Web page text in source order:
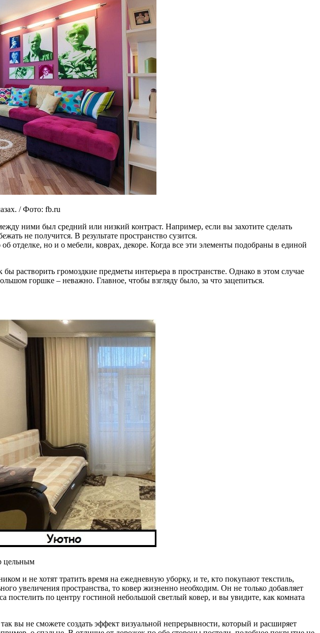
/ Фото: fb.ru
ними был средний или низкий контраст. Например, если вы захотите сделать
не получится. В результате пространство сузится.
отделке, но и о мебели, коврах, декоре. Когда все эти элементы подобраны в единой
растворить громоздкие предметы интерьера в пространстве. Однако в этом случае
горшке – неважно. Главное, чтобы взгляду было, за что зацепиться.
цельным
и не хотят тратить время на ежедневную уборку, и те, кто покупают текстиль,
увеличения пространства, то ковер жизненно необходим. Он не только добавляет
постелить по центру гостиной небольшой светлый ковер, и вы увидите, как комната
вы не сможете создать эффект визуальной непрерывности, который и расширяет